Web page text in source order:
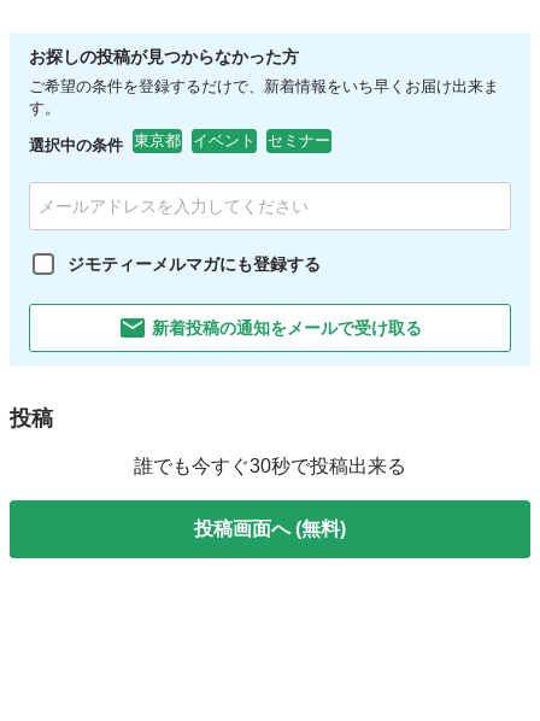
お探しの投稿が見つからなかった方
ご希望の条件を登録するだけで、新着情報をいち早くお届け出来ま
す。
選択中の条件 東京都 イベント セミナー
ジモティーメルマガにも登録する
新着投稿の通知をメールで受け取る
投稿
誰でも今すぐ30秒で投稿出来る
投稿画面へ (無料)